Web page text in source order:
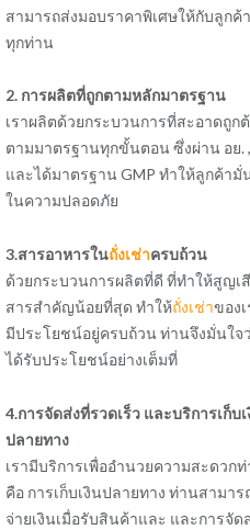
สามารถส่งมอบราคาพิเศษให้กับลูกค้
ทุกท่าน
2. การผลิตที่ถูกตามหลักมาตรฐาน
เราผลิตด้วยกระบวนการที่สะอาดถูก
ตามมาตรฐานทุกขั้นตอน ซึ่งผ่าน อย. ,
และได้มาตรฐาน GMP ทำให้ลูกค้ามั่
ในความปลอดภัย
3.สารอาหารในถั่งเช่าครบถ้วน
ด้วยกระบวนการผลิตที่ดี ที่ทำให้สูญเ
สารสำคัญน้อยที่สุด ทำให้ถั่งเช่าของเ
มีประโยชน์อยู่ครบถ้วน ท่านจึงมั่นใจ
ได้รับประโยชน์อย่างเต็มที่
4.การจัดส่งที่รวดเร็ว และบริการเก็บ
ปลายทาง
เรามีบริการเพื่ออำนวยความสะดวก
คือ การเก็บเงินปลายทาง ท่านสามาร
จ่ายเงินเมื่อรับสินค้าและ และการจัด